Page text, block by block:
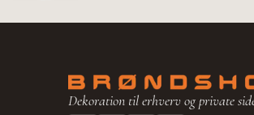
Dekoration til erhverv og private